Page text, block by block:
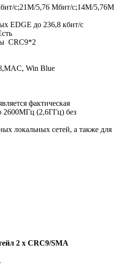
c;21M/5,76 Мбит/c;14M/5,76M
EDGE до 236,8 кбит/с
CRC9*2
Win Blue
фактическая
2600МГц (2,6ГГц) без
локальных сетей, а также для
2 x CRC9/SMA